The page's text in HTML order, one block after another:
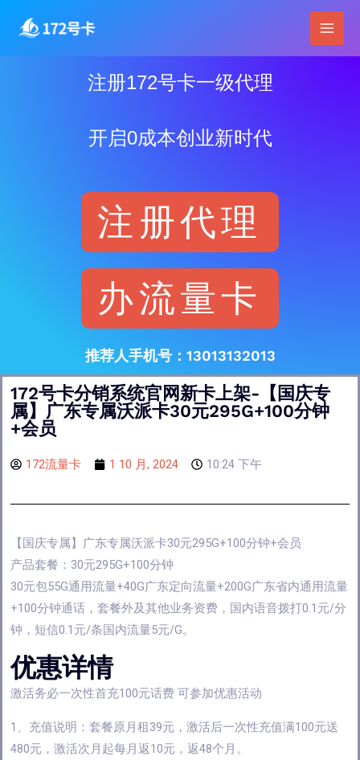
内
Main
注册172号卡一级代理
开启0成本创业新时代
注册代理
办流量卡
推荐人手机号：13013132013
172号卡分销系统官网新卡上架-【国庆专
属】广东专属沃派卡30元295G+100分钟
+会员
172流量卡 1 10 月, 2024 10:24 下午
【国庆专属】广东专属沃派卡30元295G+100分钟+会员
产品套餐：30元295G+100分钟
30元包55G通用流量+40G广东定向流量+200G广东省内通用流量
+100分钟通话，套餐外及其他业务资费，国内语音拨打0.1元/分
钟，短信0.1元/条国内流量5元/G。
优惠详情
激活务必一次性首充100元话费 可参加优惠活动
1、充值说明：套餐原月租39元，激活后一次性充值满100元送
480元，激活次月起每月返10元，返48个月。